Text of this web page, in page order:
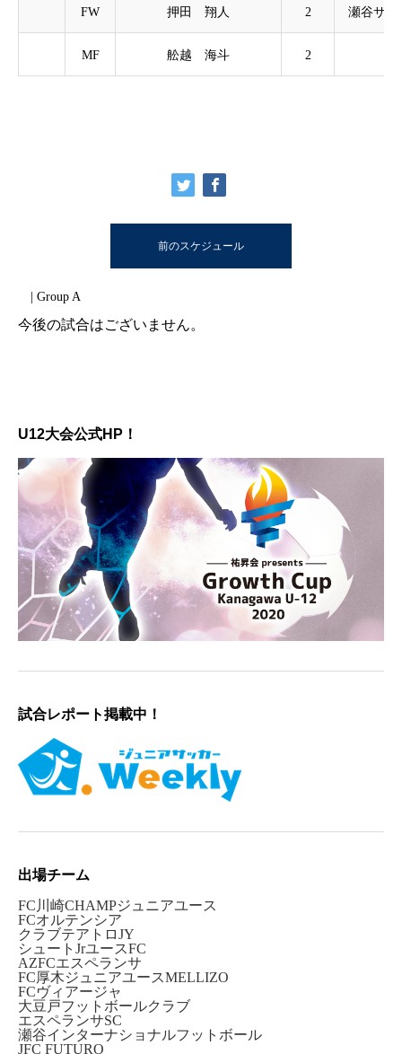
FW 押田 翔人 2 瀬谷サン
MF 舩越 海斗 2
前のスケジュール
| Group A
今後の試合はございません。
U12大会公式HP！
試合レポート掲載中！
出場チーム
FC川崎CHAMPジュニアユース
FCオルテンシア
クラブテアトロJY
シュートJrユースFC
AZFCエスペランサ
FC厚木ジュニアユースMELLIZO
FCヴィアージャ
大豆戸フットボールクラブ
エスペランサSC
瀬谷インターナショナルフットボール
JFC FUTURO